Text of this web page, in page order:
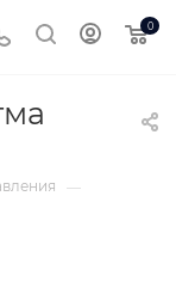
0
—